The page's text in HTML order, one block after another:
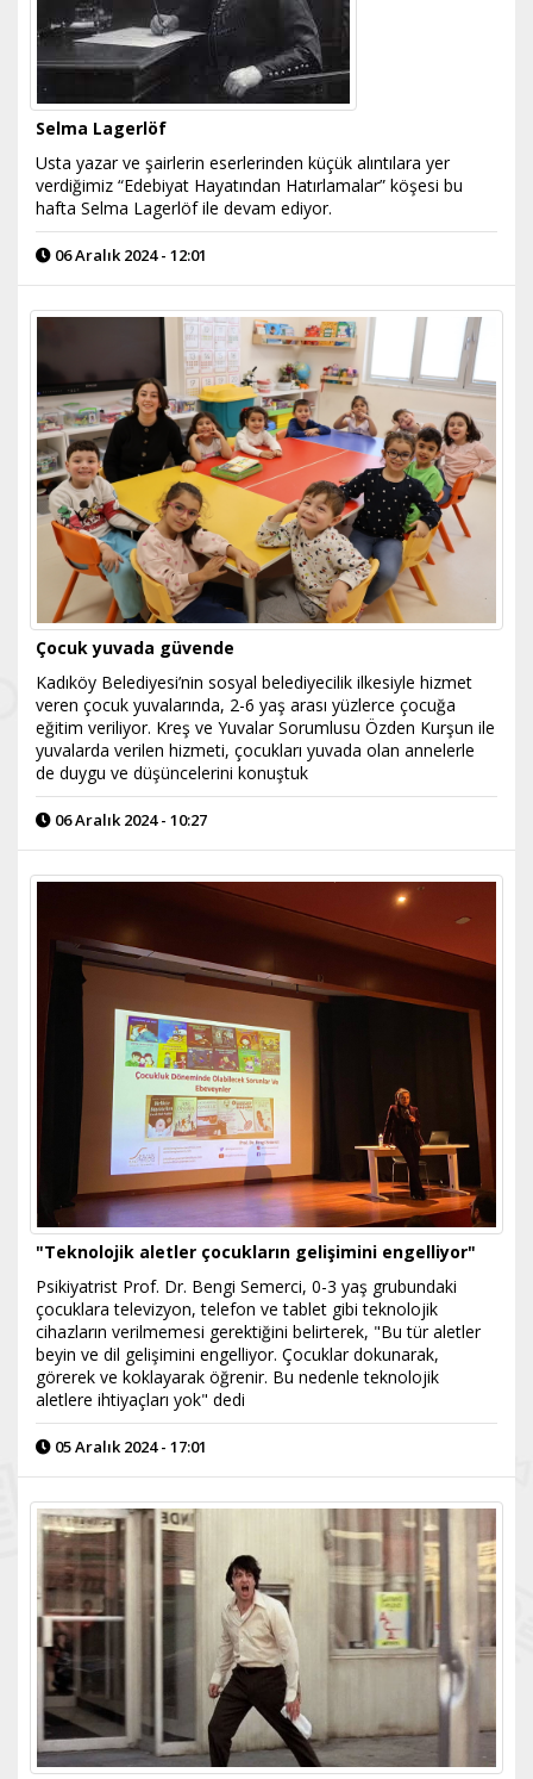
Selma Lagerlöf
Usta yazar ve şairlerin eserlerinden küçük alıntılara yer
verdiğimiz “Edebiyat Hayatından Hatırlamalar” köşesi bu
hafta Selma Lagerlöf ile devam ediyor.
06 Aralık 2024 - 12:01
Çocuk yuvada güvende
Kadıköy Belediyesi’nin sosyal belediyecilik ilkesiyle hizmet
veren çocuk yuvalarında, 2-6 yaş arası yüzlerce çocuğa
eğitim veriliyor. Kreş ve Yuvalar Sorumlusu Özden Kurşun ile
yuvalarda verilen hizmeti, çocukları yuvada olan annelerle
de duygu ve düşüncelerini konuştuk
06 Aralık 2024 - 10:27
"Teknolojik aletler çocukların gelişimini engelliyor"
Psikiyatrist Prof. Dr. Bengi Semerci, 0-3 yaş grubundaki
çocuklara televizyon, telefon ve tablet gibi teknolojik
cihazların verilmemesi gerektiğini belirterek, "Bu tür aletler
beyin ve dil gelişimini engelliyor. Çocuklar dokunarak,
görerek ve koklayarak öğrenir. Bu nedenle teknolojik
aletlere ihtiyaçları yok" dedi
05 Aralık 2024 - 17:01